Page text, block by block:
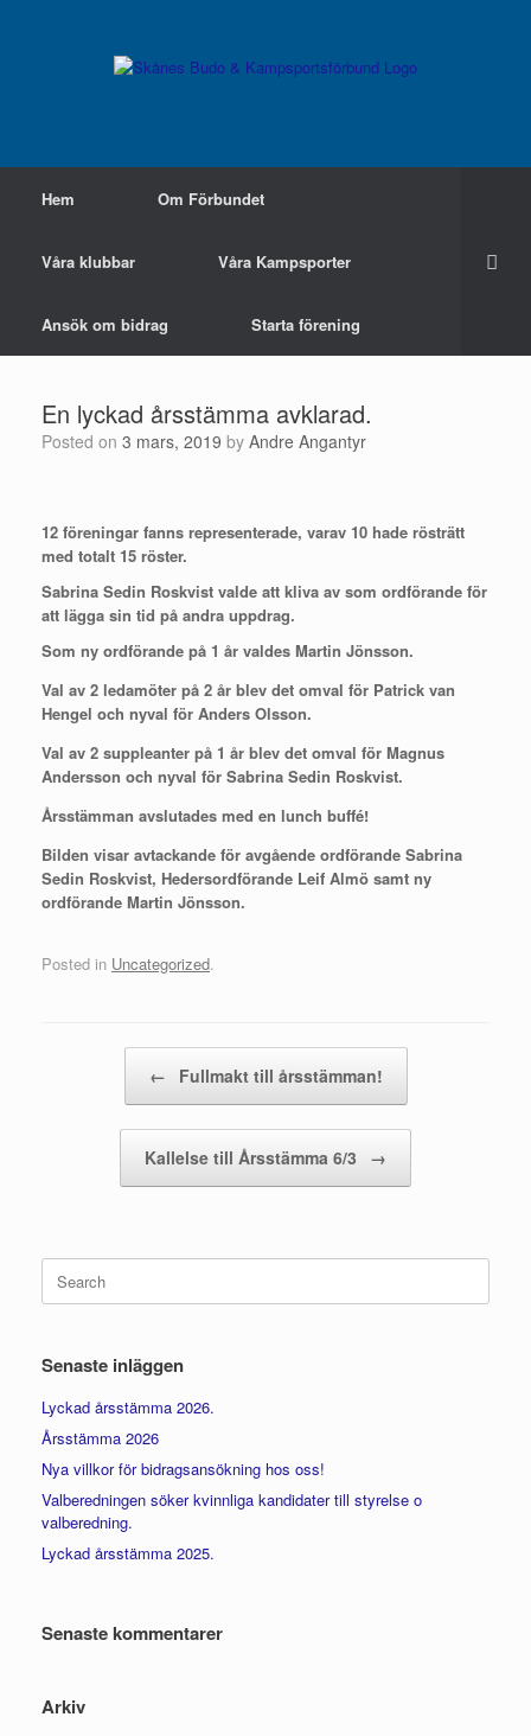
Hem Om Förbundet
Våra klubbar Våra Kampsporter
Ansök om bidrag Starta förening
En lyckad årsstämma avklarad.
Posted on 3 mars, 2019 by Andre Angantyr
12 föreningar fanns representerade, varav 10 hade rösträtt
med totalt 15 röster.
Sabrina Sedin Roskvist valde att kliva av som ordförande för
att lägga sin tid på andra uppdrag.
Som ny ordförande på 1 år valdes Martin Jönsson.
Val av 2 ledamöter på 2 år blev det omval för Patrick van
Hengel och nyval för Anders Olsson.
Val av 2 suppleanter på 1 år blev det omval för Magnus
Andersson och nyval för Sabrina Sedin Roskvist.
Årsstämman avslutades med en lunch buffé!
Bilden visar avtackande för avgående ordförande Sabrina
Sedin Roskvist, Hedersordförande Leif Almö samt ny
ordförande Martin Jönsson.
Posted in Uncategorized.
← Fullmakt till årsstämman!
Kallelse till Årsstämma 6/3 →
for:
Senaste inläggen
Lyckad årsstämma 2026.
Årsstämma 2026
Nya villkor för bidragsansökning hos oss!
Valberedningen söker kvinnliga kandidater till styrelse o
valberedning.
Lyckad årsstämma 2025.
Senaste kommentarer
Arkiv